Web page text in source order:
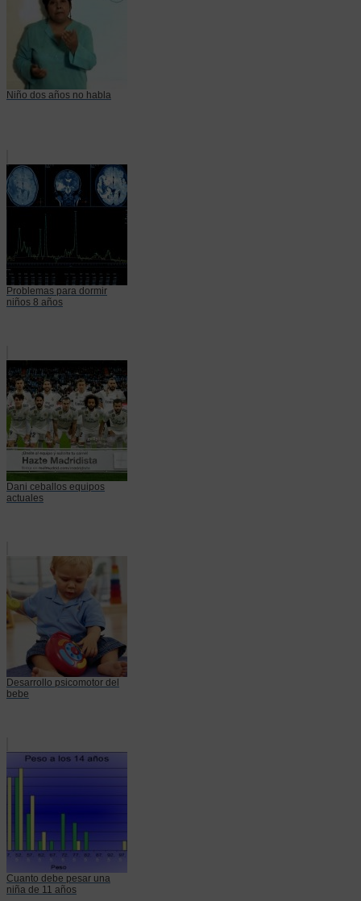
Niño dos años no habla
Problemas para dormir
niños 8 años
Dani ceballos equipos
actuales
Desarrollo psicomotor del
bebe
Cuanto debe pesar una
niña de 11 años